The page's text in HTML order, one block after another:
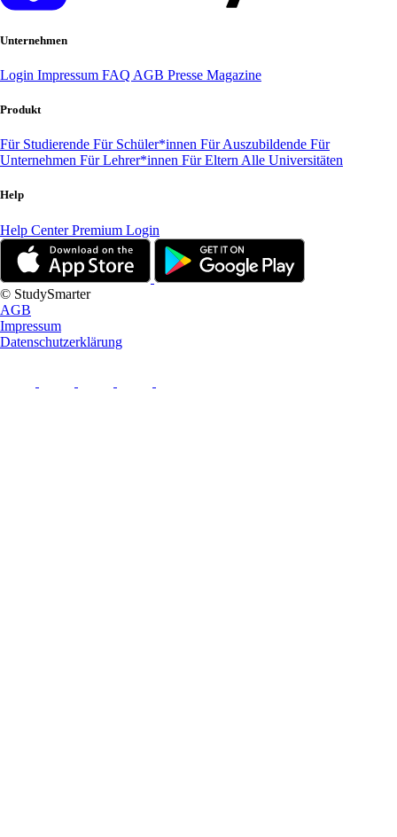
Unternehmen
Login Impressum FAQ AGB Presse Magazine
Produkt
Für Studierende Für Schüler*innen Für Auszubildende Für
Unternehmen Für Lehrer*innen Für Eltern Alle Universitäten
Help
Help CenterPremium Login
© StudySmarter
AGB
Impressum
Datenschutzerklärung